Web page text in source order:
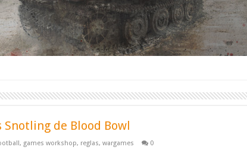
Snotling de Blood Bowl
, games workshop, reglas, wargames 0